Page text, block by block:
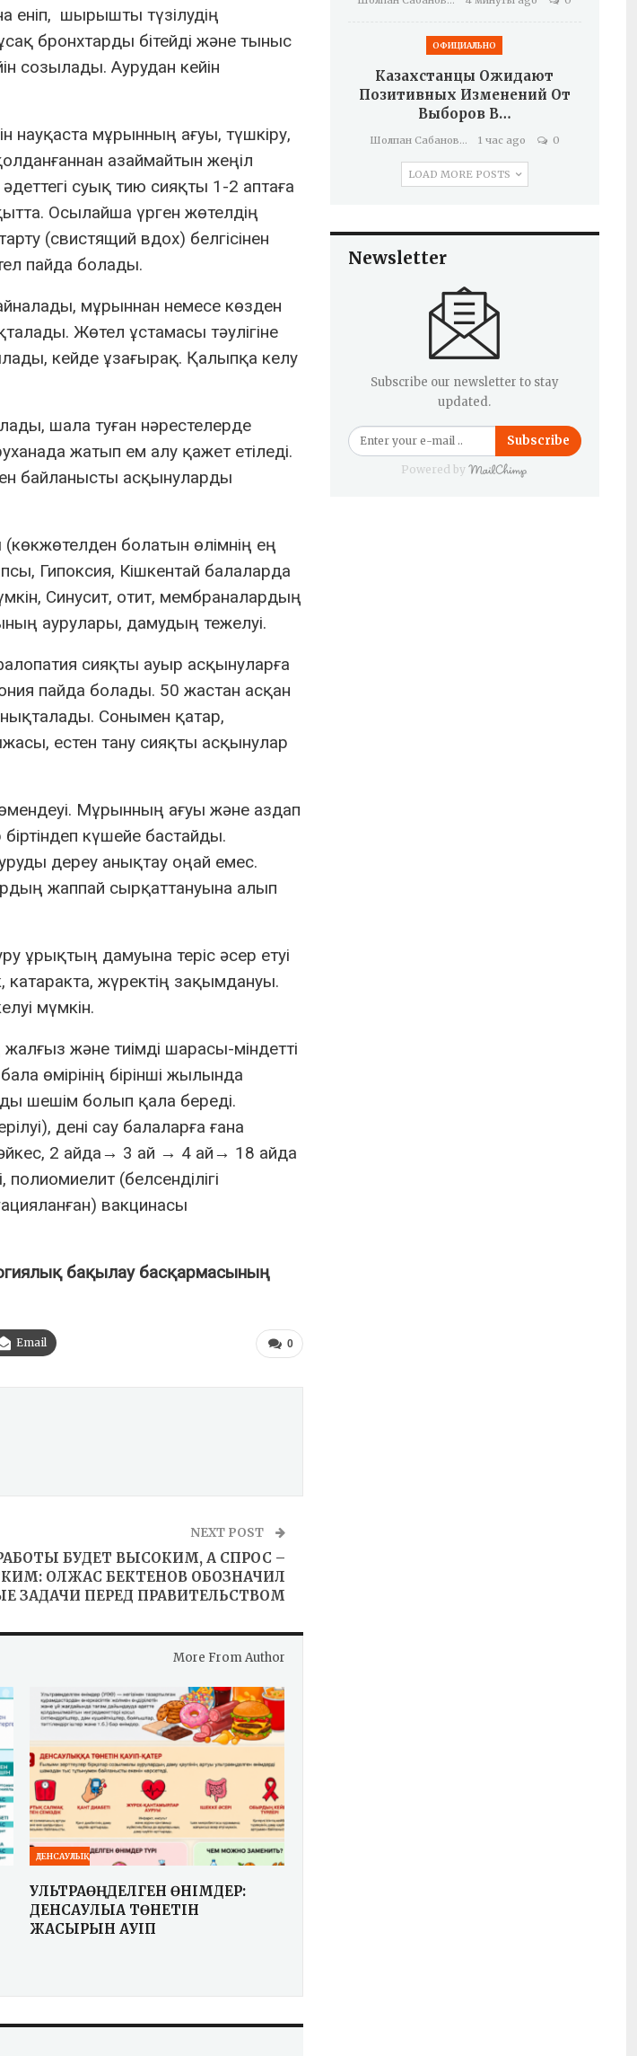
шырышты түзілудің
бронхтарды бітейді және тыныс
созылады. Аурудан кейін
науқаста мұрынның ағуы, түшкіру,
азаймайтын жеңіл
суық тию сияқты 1-2 аптаға
Осылайша үрген жөтелдің
(свистящий вдох) белгісінен
пайда болады.
мұрыннан немесе көзден
Жөтел ұстамасы тәулігіне
кейде ұзағырақ. Қалыпқа келу
шала туған нәрестелерде
жатып ем алу қажет етіледі.
байланысты асқынуларды
болатын өлімнің ең
Гипоксия, Кішкентай балаларда
Синусит, отит, мембраналардың
аурулары, дамудың тежелуі.
сияқты ауыр асқынуларға
пайда болады. 50 жастан асқан
Сонымен қатар,
естен тану сияқты асқынулар
Мұрынның ағуы және аздап
күшейе бастайды.
дереу анықтау оңай емес.
жаппай сырқаттануына алып
ұрықтың дамуына теріс әсер етуі
катаракта, жүректің зақымдануы.
мүмкін.
және тиімді шарасы-міндетті
өмірінің бірінші жылында
шешім болып қала береді.
дені сау балаларға ғана
2 айда→ 3 ай → 4 ай→ 18 айда
(белсенділігі
вакцинасы
бақылау басқармасының
0
Email
NEXT POST
БУДЕТ ВЫСОКИМ, А СПРОС –
ОЛЖАС БЕКТЕНОВ ОБОЗНАЧИЛ
ЗАДАЧИ ПЕРЕД ПРАВИТЕЛЬСТВОМ
More From Author
ДЕНСАУЛЫҚ
УЛЬТРАӨҢДЕЛГЕН ӨНІМДЕР:
ДЕНСАУЛЫҚҚА ТӨНЕТІН
ЖАСЫРЫН ҚАУІП
ОФИЦИАЛЬНО
Казахстанцы Ожидают
Позитивных Изменений От
Выборов В…
Шолпан Сабанова 1 час ago 0
LOAD MORE POSTS
Newsletter
Subscribe our newsletter to stay
updated.
Subscribe
Powered by